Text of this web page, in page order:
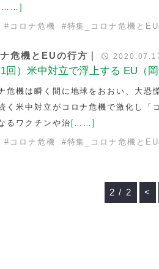
# コロナ危機 #特集_コロナ危機と
ナ危機とEUの行方｜
1回）米中対立で浮上する EU（岡
危機は瞬く間に地球をおおい、大恐
く米中対立がコロナ危機で激化し「
るワクチンや治 [……]
# コロナ危機 #特集_コロナ危機と
2 / 2 <